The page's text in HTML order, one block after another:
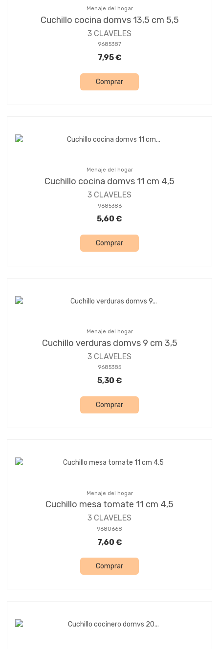
Menaje del hogar
Cuchillo cocina domvs 13,5 cm 5,5
3 CLAVELES
9685387
7,95 €
Comprar
Menaje del hogar
Cuchillo cocina domvs 11 cm 4,5
3 CLAVELES
9685386
5,60 €
Comprar
Menaje del hogar
Cuchillo verduras domvs 9 cm 3,5
3 CLAVELES
9685385
5,30 €
Comprar
Menaje del hogar
Cuchillo mesa tomate 11 cm 4,5
3 CLAVELES
9680668
7,60 €
Comprar